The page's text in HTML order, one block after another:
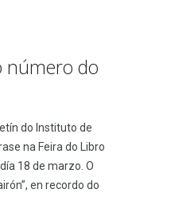
número do
do Instituto de
na Feira do Libro
18 de marzo. O
en recordo do